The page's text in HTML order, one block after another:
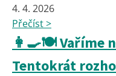
4. 4. 2026
Přečíst >
👩‍🍳🍽️ Vaříme
Tentokrát